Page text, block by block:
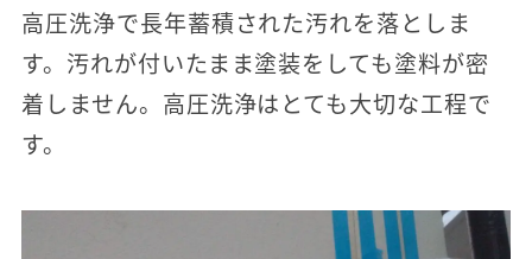
高圧洗浄で長年蓄積された汚れを落としま
す。汚れが付いたまま塗装をしても塗料が密
着しません。高圧洗浄はとても大切な工程で
す。